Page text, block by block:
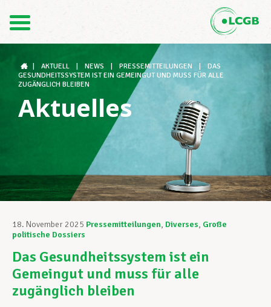
FR
Der LCGB
Gewerkschaftsstrukturen
Unterstützung im Arbeitsalltag
Ihre Rechte
Unterstützung im Privatleben
AKTUELL NEWS PRESSEMITTEILUNGEN
DAS
GESUNDHEITSSYSTEM IST EIN GEMEINGUT UND MUSS FÜR ALLE
ZUGÄNGLICH BLEIBEN
Aktuelles
18. November 2025 Pressemitteilungen, Diverses, Große
politische Dossiers
Das Gesundheitssystem ist ein
Gemeingut und muss für alle
zugänglich bleiben